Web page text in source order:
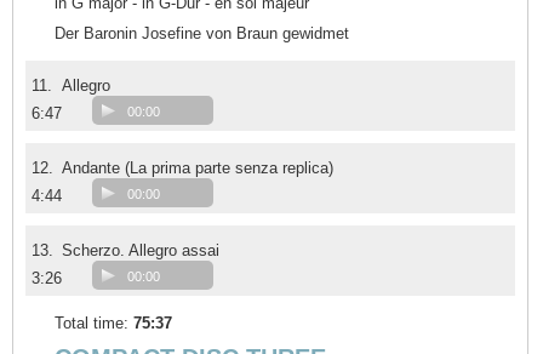
Der Baronin Josefine von Braun gewidmet
11. Allegro
6:47
00:00
12. Andante (La prima parte senza replica)
4:44
00:00
13. Scherzo. Allegro assai
3:26
00:00
Total time: 75:37